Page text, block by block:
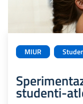
MIUR
studenti-